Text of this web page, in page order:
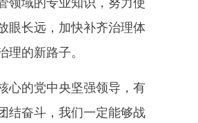
眼长远，加快补齐治理体
的新路子。
的党中央坚强领导，有
结奋斗，我们一定能够战